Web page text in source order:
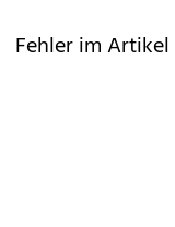
Fehler im